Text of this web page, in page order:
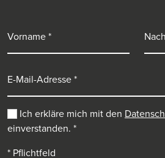
Ich erkläre mich mit den
einverstanden. *
* Pflichtfeld